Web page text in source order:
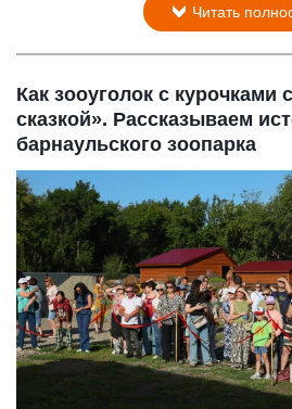
Читать
Как зооуголок с курочками
сказкой». Рассказываем
барнаульского зоопарка